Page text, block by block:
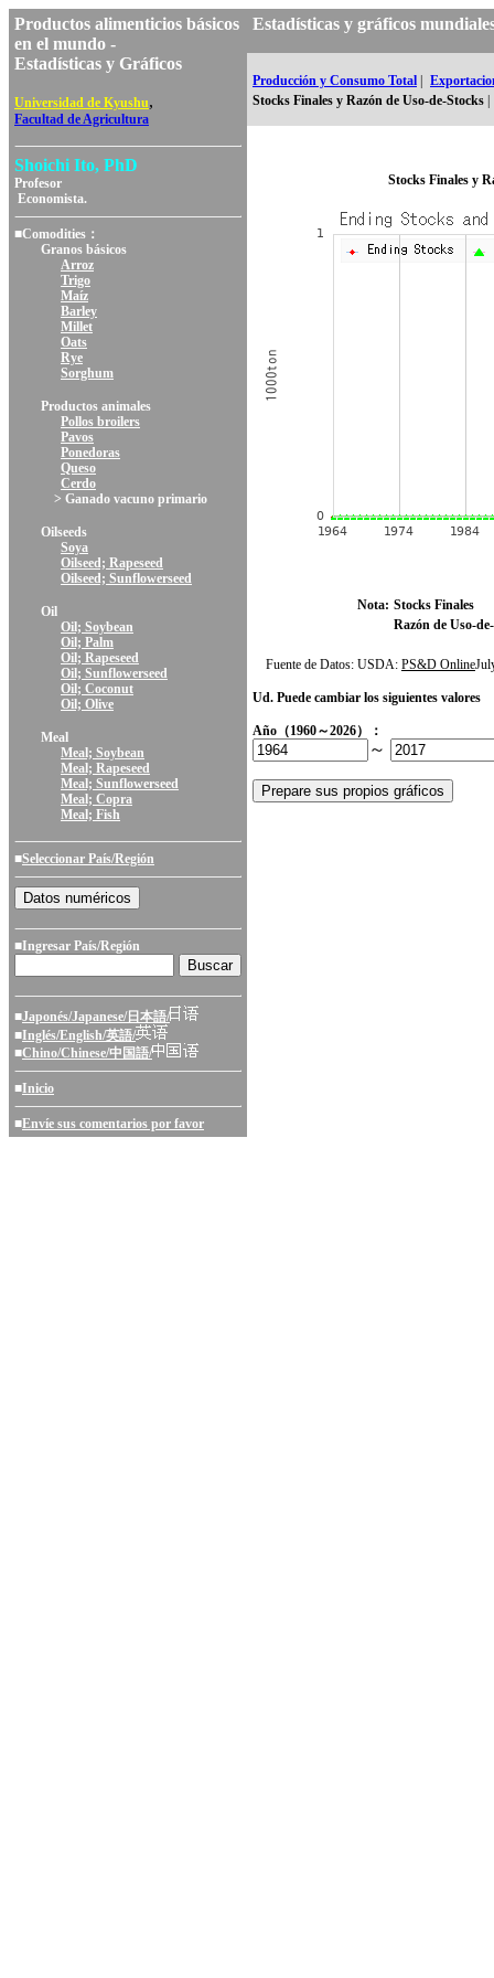
Productos alimenticios básicos
en el mundo -
Estadísticas y Gráficos
Universidad de Kyushu,
Facultad de Agricultura
Shoichi Ito, PhD
Profesor
Economista.
■Comodities：
Granos básicos
Arroz
Trigo
Maíz
Barley
Millet
Oats
Rye
Sorghum
Productos animales
Pollos broilers
Pavos
Ponedoras
Queso
Cerdo
> Ganado vacuno primario
Oilseeds
Soya
Oilseed; Rapeseed
Oilseed; Sunflowerseed
Oil
Oil; Soybean
Oil; Palm
Oil; Rapeseed
Oil; Sunflowerseed
Oil; Coconut
Oil; Olive
Meal
Meal; Soybean
Meal; Rapeseed
Meal; Sunflowerseed
Meal; Copra
Meal; Fish
■Seleccionar País/Región
■Ingresar País/Región
■Japonés/Japanese/日本語/
■Inglés/English/英語/
■Chino/Chinese/中国語/
■Inicio
■Envíe sus comentarios por favor
Estadísticas y gráficos
Producción y Consumo Total
Stocks Finales y Razón de Uso-de-Stocks
Stocks Finales y
Nota: Stocks Finales
Razón de Uso-
Fuente de Datos: USDA: PS&D Online
Ud. Puede cambiar los siguientes valores
Año（1960～2026）：
～